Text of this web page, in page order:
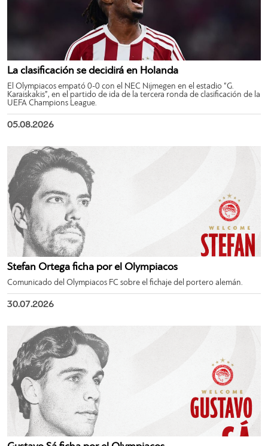
La clasificación se decidirá en Holanda
El Olympiacos empató 0-0 con el NEC Nijmegen en el estadio “G.
Karaiskakis”, en el partido de ida de la tercera ronda de clasificación de la
UEFA Champions League.
05.08.2026
Stefan Ortega ficha por el Olympiacos
Comunicado del Olympiacos FC sobre el fichaje del portero alemán.
30.07.2026